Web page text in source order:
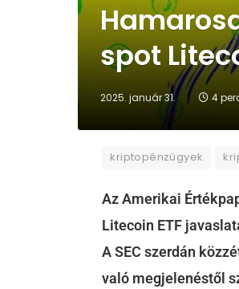
spot
2025. január 31. 4
kriptopénzügyek
Az Amerikai
Litecoin ETF
A SEC szerdán
való megjelenéstől